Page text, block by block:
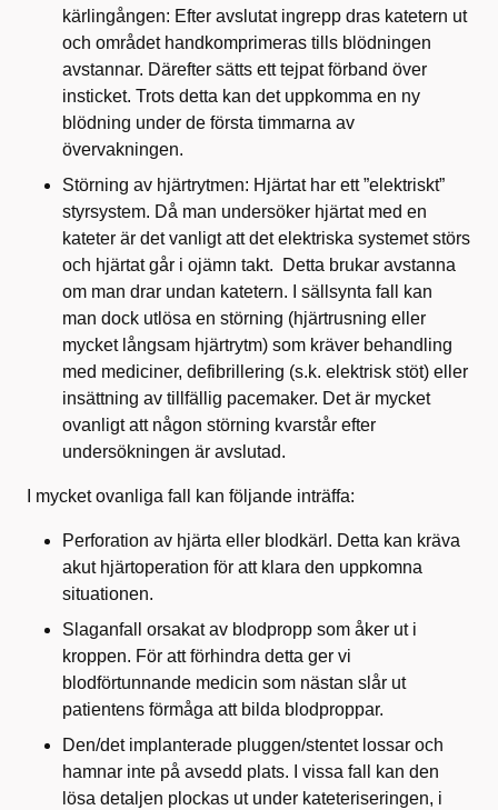
kärlingången: Efter avslutat ingrepp dras katetern ut
och området handkomprimeras tills blödningen
avstannar. Därefter sätts ett tejpat förband över
insticket. Trots detta kan det uppkomma en ny
blödning under de första timmarna av
övervakningen.
Störning av hjärtrytmen: Hjärtat har ett ”elektriskt”
styrsystem. Då man undersöker hjärtat med en
kateter är det vanligt att det elektriska systemet störs
och hjärtat går i ojämn takt. Detta brukar avstanna
om man drar undan katetern. I sällsynta fall kan
man dock utlösa en störning (hjärtrusning eller
mycket långsam hjärtrytm) som kräver behandling
med mediciner, defibrillering (s.k. elektrisk stöt) eller
insättning av tillfällig pacemaker. Det är mycket
ovanligt att någon störning kvarstår efter
undersökningen är avslutad.
I mycket ovanliga fall kan följande inträffa:
Perforation av hjärta eller blodkärl. Detta kan kräva
akut hjärtoperation för att klara den uppkomna
situationen.
Slaganfall orsakat av blodpropp som åker ut i
kroppen. För att förhindra detta ger vi
blodförtunnande medicin som nästan slår ut
patientens förmåga att bilda blodproppar.
Den/det implanterade pluggen/stentet lossar och
hamnar inte på avsedd plats. I vissa fall kan den
lösa detaljen plockas ut under kateteriseringen, i